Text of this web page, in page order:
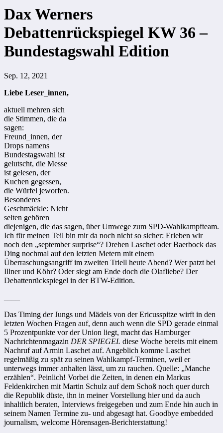
Dax Werners
Debattenrückspiegel KW 36 –
Bundestagswahl Edition
Sep. 12, 2021
Liebe Leser_innen,
aktuell mehren sich
die Stimmen, die da
sagen:
Freund_innen, der
Drops namens
Bundestagswahl ist
gelutscht, die Messe
ist gelesen, der
Kuchen gegessen,
die Würfel jeworfen.
Besonderes
Geschmäckle: Nicht
selten gehören
diejenigen, die das sagen, über Umwege zum SPD-Wahlkampfteam.
Ich für meinen Teil bin mir da noch nicht so sicher: Erleben wir
noch den „september surprise“? Drehen Laschet oder Baerbock das
Ding nochmal auf den letzten Metern mit einem
Überraschungsangriff im zweiten Triell heute Abend? Wer patzt bei
Illner und Köhr? Oder siegt am Ende doch die Olafliebe? Der
Debattenrückspiegel in der BTW-Edition.
Das Timing der Jungs und Mädels von der Ericusspitze wirft in den
letzten Wochen Fragen auf, denn auch wenn die SPD gerade einmal
5 Prozentpunkte vor der Union liegt, macht das Hamburger
Nachrichtenmagazin DER SPIEGEL diese Woche bereits mit einem
Nachruf auf Armin Laschet auf. Angeblich komme Laschet
regelmäßig zu spät zu seinen Wahlkampf-Terminen, weil er
unterwegs immer anhalten lässt, um zu rauchen. Quelle: „Manche
erzählen“. Peinlich! Vorbei die Zeiten, in denen ein Markus
Feldenkirchen mit Martin Schulz auf dem Schoß noch quer durch
die Republik düste, ihn in meiner Vorstellung hier und da auch
inhaltlich beraten, Interviews freigegeben und zum Ende hin auch in
seinem Namen Termine zu- und abgesagt hat. Goodbye embedded
journalism, welcome Hörensagen-Berichterstattung!